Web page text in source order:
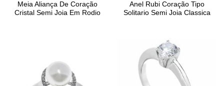
Meia Aliança De Coração
Cristal Semi Joia Em Rodio
Anel Rubi Coração Tipo
Solitario Semi Joia Classica